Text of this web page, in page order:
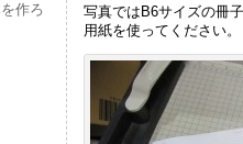
作ろ
写真ではB6サイズの冊
用紙を使ってください。